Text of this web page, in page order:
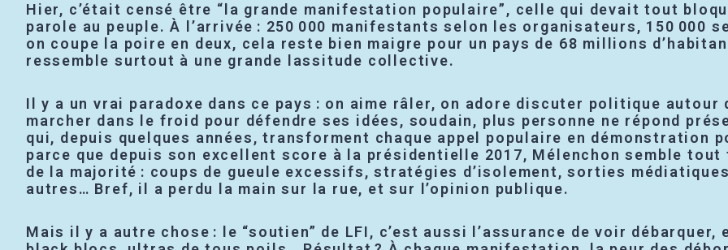
Hier, c’était censé être “la grande manifestation populaire”, celle qui devait tout
parole au peuple. À l’arrivée : 250 000 manifestants selon les organisateurs, 150 000
on coupe la poire en deux, cela reste bien maigre pour un pays de 68 millions
ressemble surtout à une grande lassitude collective.
Il y a un vrai paradoxe dans ce pays : on aime râler, on adore discuter politique autour
marcher dans le froid pour défendre ses idées, soudain, plus personne ne répond
qui, depuis quelques années, transforment chaque appel populaire en démonstration
parce que depuis son excellent score à la présidentielle 2017, Mélenchon semble
de la majorité : coups de gueule excessifs, stratégies d’isolement, sorties
autres… Bref, il a perdu la main sur la rue, et sur l’opinion publique.
Mais il y a autre chose : le “soutien” de LFI, c’est aussi l’assurance de voir